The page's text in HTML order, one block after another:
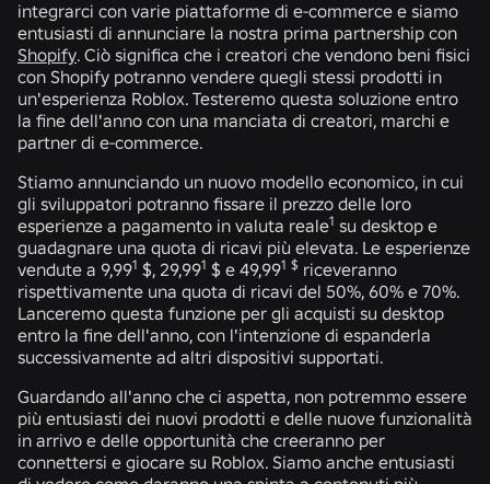
integrarci con varie piattaforme di e-commerce e siamo
entusiasti di annunciare la nostra prima partnership con
Shopify. Ciò significa che i creatori che vendono beni fisici
con Shopify potranno vendere quegli stessi prodotti in
un'esperienza Roblox. Testeremo questa soluzione entro
la fine dell'anno con una manciata di creatori, marchi e
partner di e-commerce.
Stiamo annunciando un nuovo modello economico, in cui
gli sviluppatori potranno fissare il prezzo delle loro
esperienze a pagamento in valuta reale1 su desktop e
guadagnare una quota di ricavi più elevata. Le esperienze
vendute a 9,991 $, 29,991 $ e 49,991 $ riceveranno
rispettivamente una quota di ricavi del 50%, 60% e 70%.
Lanceremo questa funzione per gli acquisti su desktop
entro la fine dell'anno, con l'intenzione di espanderla
successivamente ad altri dispositivi supportati.
Guardando all'anno che ci aspetta, non potremmo essere
più entusiasti dei nuovi prodotti e delle nuove funzionalità
in arrivo e delle opportunità che creeranno per
connettersi e giocare su Roblox. Siamo anche entusiasti